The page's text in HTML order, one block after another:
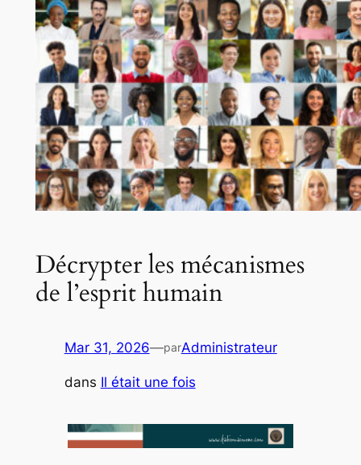
Décrypter les mécanismes
de l’esprit humain
Mar 31, 2026—parAdministrateur
dans Il était une fois